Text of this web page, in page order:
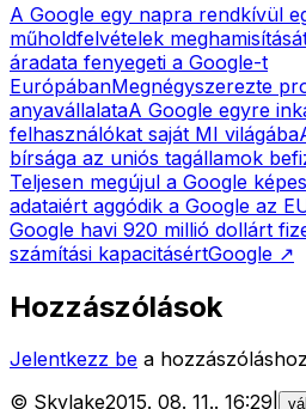
A Google egy napra rendkívül
műholdfelvételek
áradata fenyegeti a Google-t
EurópábanMegnégyszerezte
anyavállalataA Google egyre
felhasználókat saját MI világába
bírsága az uniós tagállamok
Teljesen megújul a Google
adataiért aggódik a Google az
Google havi 920 millió dollárt
számítási kapacitásértGoogle ↗
Hozzászólások
Jelentkezz be a
© Skylake2015. 08. 11.. 16:29